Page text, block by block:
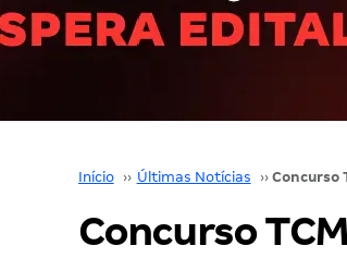
Início ›› Últimas Notícias ››
Concurso